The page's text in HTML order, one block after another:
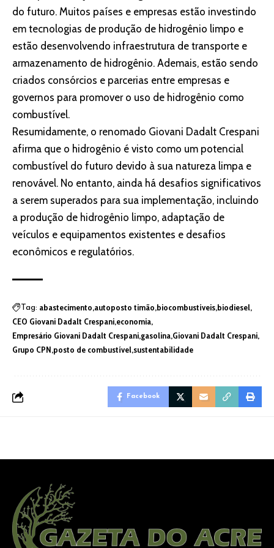
do futuro. Muitos países e empresas estão investindo
em tecnologias de produção de hidrogênio limpo e
estão desenvolvendo infraestrutura de transporte e
armazenamento de hidrogênio. Ademais, estão sendo
criados consórcios e parcerias entre empresas e
governos para promover o uso de hidrogênio como
combustível.
Resumidamente, o renomado Giovani Dadalt Crespani
afirma que o hidrogênio é visto como um potencial
combustível do futuro devido à sua natureza limpa e
renovável. No entanto, ainda há desafios significativos
a serem superados para sua implementação, incluindo
a produção de hidrogênio limpo, adaptação de
veículos e equipamentos existentes e desafios
econômicos e regulatórios.
Tag: abastecimento autoposto timão biocombustíveis biodiesel
CEO Giovani Dadalt Crespani economia
Empresário Giovani Dadalt Crespani gasolina Giovani Dadalt Crespani
Grupo CPN posto de combustível sustentabilidade
Facebook